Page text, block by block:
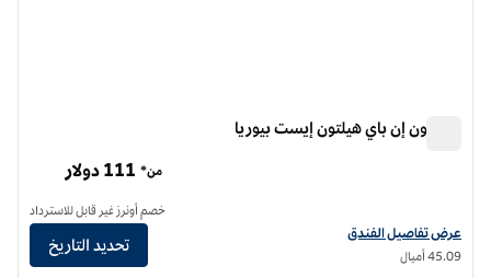
هامبتون إن باي هيلتون إيست بيوريا
عرض تفاصيل الفندق لفندق هامبتون إن باي هيلتون إيست بيوريا
عرض تفاصيل الفندق
45.09 أميال
من* 111 دولار
خصم أونرز غير قابل للاسترداد
تحديد التاريخ